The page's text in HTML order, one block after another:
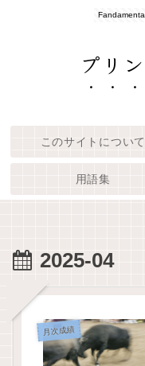
プリ
このサイトについて
用語集
2025-04
月次成績